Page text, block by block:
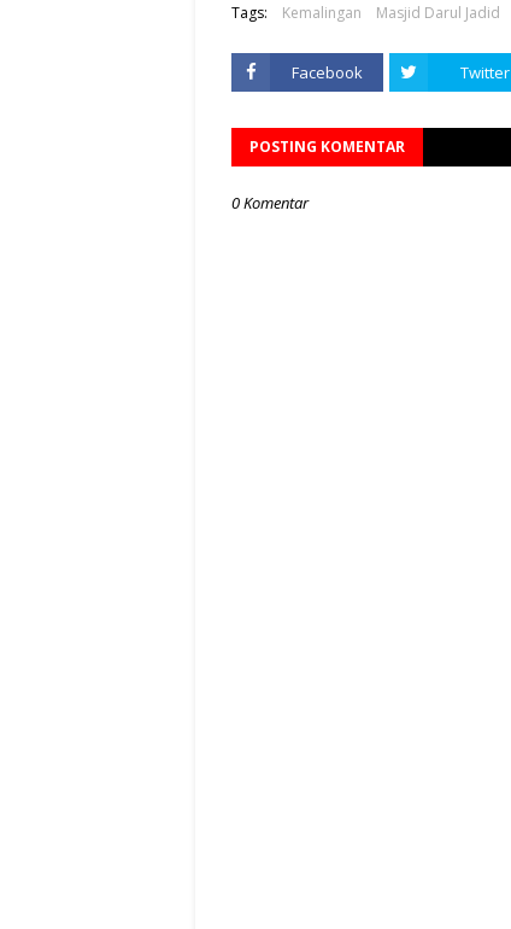
Tags: Kemalingan Masjid Darul Jadid
Facebook Twitter
POSTING KOMENTAR
0 Komentar